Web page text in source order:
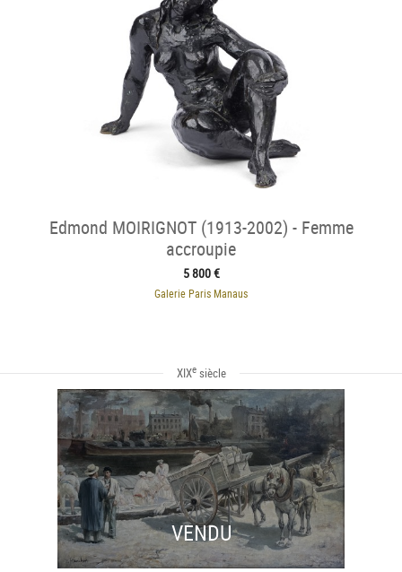
Edmond MOIRIGNOT (1913-2002) - Femme
accroupie
5 800 €
Galerie Paris Manaus
XIXesiècle
VENDU